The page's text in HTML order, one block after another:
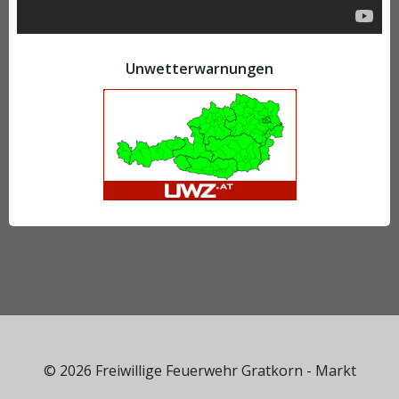
Unwetterwarnungen
© 2026 Freiwillige Feuerwehr Gratkorn - Markt